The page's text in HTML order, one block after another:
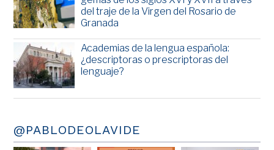
del traje de la Virgen del Rosario de
Granada
Academias de la lengua española:
¿descriptoras o prescriptoras del
lenguaje?
@PABLODEOLAVIDE